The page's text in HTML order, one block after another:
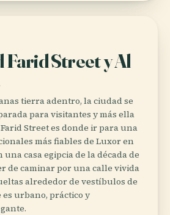
Farid Street y Al
tierra adentro, la ciudad se
para visitantes y más ella
Street es donde ir para una
más fiables de Luxor en
casa egipcia de la década de
de caminar por una calle vivida
alrededor de vestíbulos de
urbano, práctico y